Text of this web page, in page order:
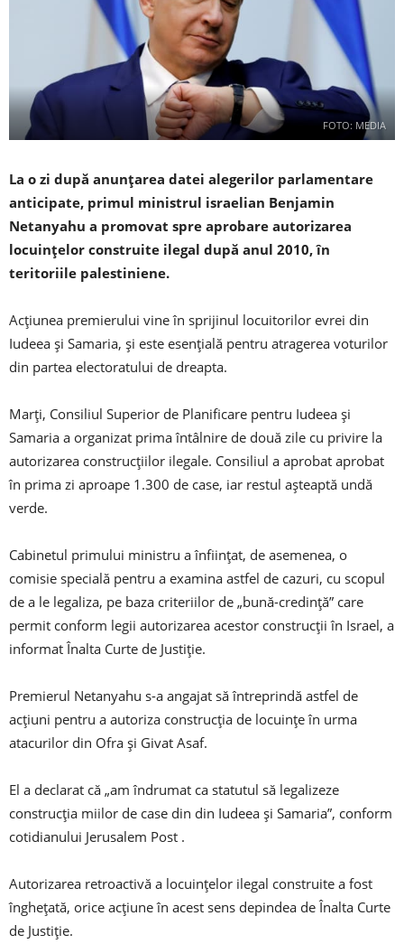
FOTO: MEDIA
La o zi după anunțarea datei alegerilor parlamentare
anticipate, primul ministrul israelian Benjamin
Netanyahu a promovat spre aprobare autorizarea
locuințelor construite ilegal după anul 2010, în
teritoriile palestiniene.
Acțiunea premierului vine în sprijinul locuitorilor evrei din
Iudeea și Samaria, și este esențială pentru atragerea voturilor
din partea electoratului de dreapta.
Marți, Consiliul Superior de Planificare pentru Iudeea și
Samaria a organizat prima întâlnire de două zile cu privire la
autorizarea construcțiilor ilegale. Consiliul a aprobat aprobat
în prima zi aproape 1.300 de case, iar restul așteaptă undă
verde.
Cabinetul primului ministru a înființat, de asemenea, o
comisie specială pentru a examina astfel de cazuri, cu scopul
de a le legaliza, pe baza criteriilor de „bună-credință” care
permit conform legii autorizarea acestor construcții în Israel, a
informat Înalta Curte de Justiție.
Premierul Netanyahu s-a angajat să întreprindă astfel de
acțiuni pentru a autoriza construcția de locuințe în urma
atacurilor din Ofra și Givat Asaf.
El a declarat că „am îndrumat ca statutul să legalizeze
construcția miilor de case din din Iudeea și Samaria”, conform
cotidianului Jerusalem Post .
Autorizarea retroactivă a locuințelor ilegal construite a fost
înghețată, orice acțiune în acest sens depindea de Înalta Curte
de Justiție.